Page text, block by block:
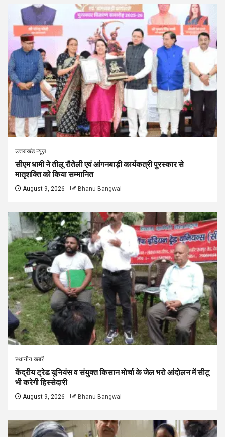
उत्तराखंड न्यूज़
सीएम धामी ने तीलू रौतेली एवं आंगनबाड़ी कार्यकत्री पुरस्कार से
मातृशक्ति को किया सम्मानित
August 9, 2026 Bhanu Bangwal
स्थानीय खबरें
केंद्रीय ट्रेड यूनियंस व संयुक्त किसान मोर्चा के जेल भरो आंदोलन में सीटू
भी करेगी हिस्सेदारी
August 9, 2026 Bhanu Bangwal